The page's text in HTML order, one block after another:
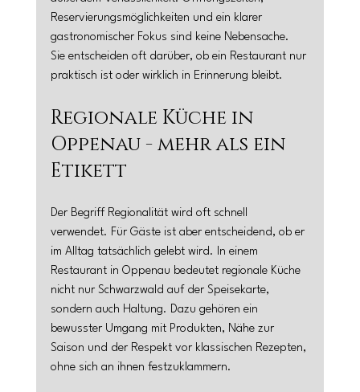
Reservierungsmöglichkeiten und ein klarer
gastronomischer Fokus sind keine Nebensache.
Sie entscheiden oft darüber, ob ein Restaurant nur
praktisch ist oder wirklich in Erinnerung bleibt.
Regionale Küche in
Oppenau - mehr als ein
Etikett
Der Begriff Regionalität wird oft schnell
verwendet. Für Gäste ist aber entscheidend, ob er
im Alltag tatsächlich gelebt wird. In einem
Restaurant in Oppenau bedeutet regionale Küche
nicht nur Schwarzwald auf der Speisekarte,
sondern auch Haltung. Dazu gehören ein
bewusster Umgang mit Produkten, Nähe zur
Saison und der Respekt vor klassischen Rezepten,
ohne sich an ihnen festzuklammern.